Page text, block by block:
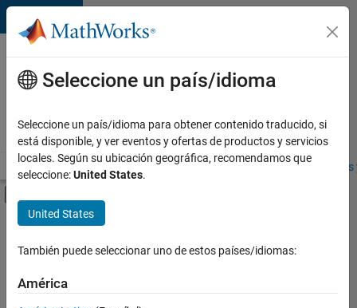
Saltar al contenido
Ofertas
de
empleo
MathWorks
Visión general Búsqueda de empleo Oficinas locales
Contenido principal
FILTRADO POR
User Experience
Seleccione un país/idioma
Seleccione un país/idioma para obtener contenido traducido, si
está disponible, y ver eventos y ofertas de productos y servicios
locales. Según su ubicación geográfica, recomendamos que
seleccione:United States.
United States
También puede seleccionar uno de estos países/idiomas:
América